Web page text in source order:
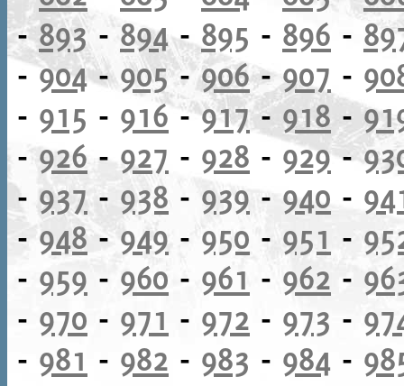
-893 -894- 895 - 896 -
-904-905-906-907 -
- 915 - 916-917-918 -
-926 - 927 - 928 - 929-
-937-938 - 939- 940 -
-948-949 - 950 - 951 -
- 959 - 960 - 961 - 962 -
- 970 - 971 - 972 - 973 -
- 981 - 982 - 983 - 984 -